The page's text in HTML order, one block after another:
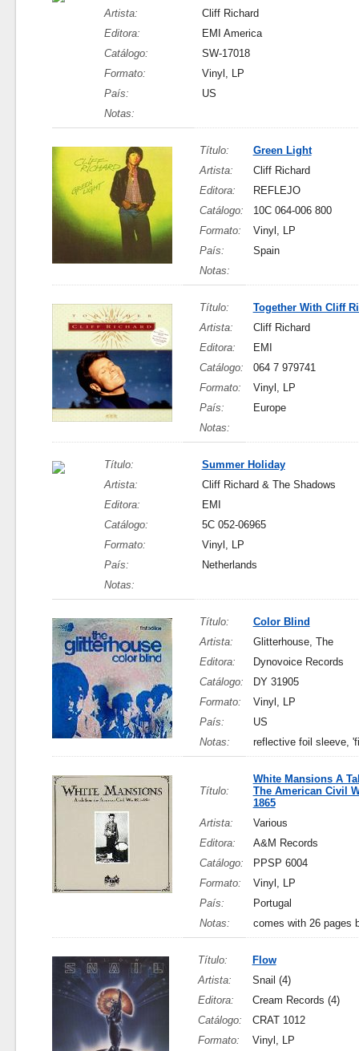
Artista:
Cliff Richard
Editora:
EMI America
Catálogo:
SW-17018
Formato:
Vinyl, LP
País:
US
Notas:
Título:
Green Light
Artista:
Cliff Richard
Editora:
REFLEJO
Catálogo:
10C 064-006 800
Formato:
Vinyl, LP
País:
Spain
Notas:
Título:
Together With Cliff
Artista:
Cliff Richard
Editora:
EMI
Catálogo:
064 7 979741
Formato:
Vinyl, LP
País:
Europe
Notas:
Título:
Summer Holiday
Artista:
Cliff Richard & The Shadows
Editora:
EMI
Catálogo:
5C 052-06965
Formato:
Vinyl, LP
País:
Netherlands
Notas:
Título:
Color Blind
Artista:
Glitterhouse, The
Editora:
Dynovoice Records
Catálogo:
DY 31905
Formato:
Vinyl, LP
País:
US
Notas:
reflective foil sleeve,
Título:
White Mansions A
The American Civil
1865
Artista:
Various
Editora:
A&M Records
Catálogo:
PPSP 6004
Formato:
Vinyl, LP
País:
Portugal
Notas:
comes with 26 pages
Título:
Flow
Artista:
Snail (4)
Editora:
Cream Records (4)
Catálogo:
CRAT 1012
Formato:
Vinyl, LP